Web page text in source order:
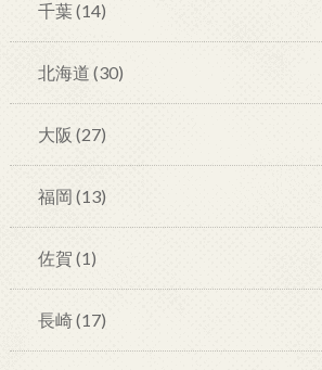
千葉(14)
北海道 (30)
大阪 (27)
福岡 (13)
佐賀 (1)
長崎(17)